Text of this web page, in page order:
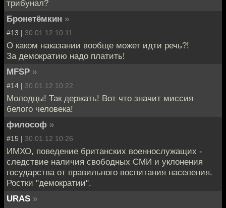
трибунал?
Бронетёмкин »
#13 | 30.01.12 10:11
О каком наказании вообще может идти речь?!
За демократию надо платить!
MFSP »
#14 | 30.01.12 10:22
Молодцы! Так держать! Вот что значит миссия
белого человека!
философ »
#15 | 30.01.12 10:26
ИМХО, поведение британских военнослужащих -
следствие наличия свободных СМИ и уклонения
государства от правильного воспитания населения.
Ростки "демократии".
URAS »